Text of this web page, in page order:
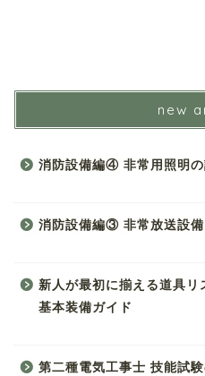
new
消防設備編④ 非常用照明の
消防設備編③ 非常放送設
新人が最初に揃える道具リ
基本装備ガイド
第二種電気工事士 技能試